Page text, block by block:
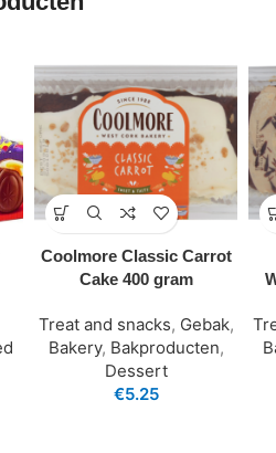
Coolmore Classic Carrot
Cake 400 gram
Treat and snacks, Gebak,
Bakery, Bakproducten,
Dessert
€5.25